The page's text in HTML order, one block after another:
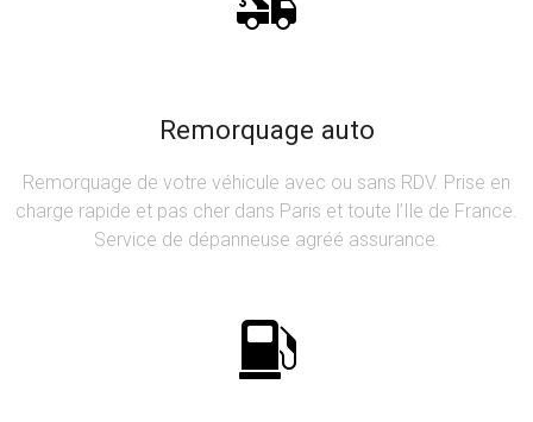
Remorquage auto
Remorquage de votre véhicule avec ou sans RDV. Prise en
charge rapide et pas cher dans Paris et toute l’Ile de France.
Service de dépanneuse agréé assurance.